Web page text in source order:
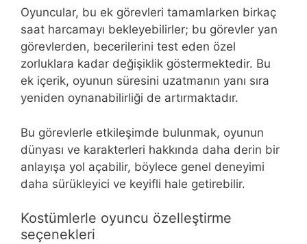
Oyuncular, bu ek görevleri tamamlarken birkaç
saat harcamayı bekleyebilirler; bu görevler yan
görevlerden, becerilerini test eden özel
zorluklara kadar değişiklik göstermektedir. Bu
ek içerik, oyunun süresini uzatmanın yanı sıra
yeniden oynanabilirliği de artırmaktadır.
Bu görevlerle etkileşimde bulunmak, oyunun
dünyası ve karakterleri hakkında daha derin bir
anlayışa yol açabilir, böylece genel deneyimi
daha sürükleyici ve keyifli hale getirebilir.
Kostümlerle oyuncu özelleştirme
seçenekleri